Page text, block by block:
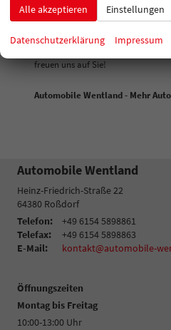
EU-Fahrzeuge.
Unsere Kunden gehören zur
freuen uns auf Sie!
Automobile Wentland - Mehr
Automobile Wentland
Heinz-Friedrich-Straße 22
64380 Roßdorf
Telefon:
+49 6154 5898861
Telefax:
+49 6154 5898863
E-Mail:
kontakt@automobile-
Öffnungszeiten
Montag bis Freitag
10:00-13:00 Uhr
Alle akzeptieren Einstellungen
Datenschutzerklärung Impressum